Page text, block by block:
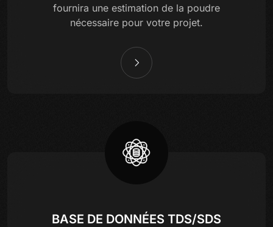
fournira une estimation de la poudre
nécessaire pour votre projet.
BASE DE DONNÉES TDS/SDS